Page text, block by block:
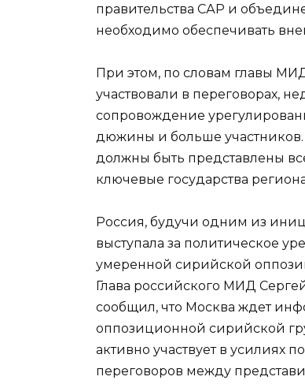
правительства САР и
необходимо обеспечивать
При этом, по словам главы
участвовали в переговорах,
сопровождение
дюжины и больше
должны быть представлены
ключевые государства
Россия, будучи одним из
выступала за политическое
умеренной сирийской
Глава российского МИД
сообщил, что Москва ждет
оппозиционной сирийской
активно участвует в усилиях
переговоров между